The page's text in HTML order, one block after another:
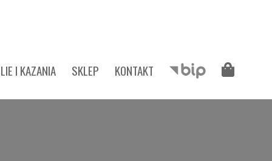
I KAZANIA SKLEP KONTAKT